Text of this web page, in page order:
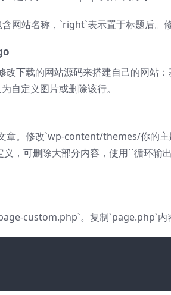
网站名称，`right`表示置于标题后。
自定义图片或删除该行。
章。修改`wp-content/themes/你的
，可删除大部分内容，使用``循环输
custom.php`。复制`page.php`内